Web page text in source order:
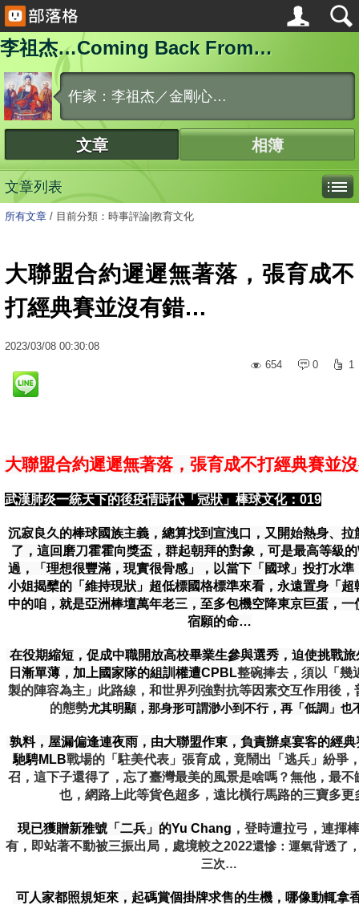
李祖杰…Coming Back From…
作家：李祖杰／金剛心…
文章 相簿
文章列表
所有文章 / 目前分類：時事評論|教育文化
大聯盟合約遲遲無著落，張育成不
打經典賽並沒有錯…
2023/03/08 00:30:08
654
0 1
大聯盟合約遲遲無著落，張育成不打經典賽並
武漢肺炎一統天下的後疫情時代「冠狀」棒球文化： 019
沉寂良久的棒球國族主義，總算找到宣洩口，又開始熱身、拉
了，這回磨刀霍霍向獎盃，群起朝拜的對象，可是最高等級的
過，「理想很豐滿，現實很骨感」，以當下「國球」投打水準
小姐揭櫫的「維持現狀」超低標國格標準來看，永遠置身「超
中的咱，就是亞洲棒壇萬年老三，至多包機空降東京巨蛋，一
宿願的命…
在役期縮短，促成中職開放高校畢業生參與選秀，迫使挑戰
日漸單薄，加上國家隊的組訓權遭CPBL整碗捧去，須以「幾
製的陣容為主」此路線，和世界列強對抗等因素交互作用後，
的態勢尤其明顯，那身形可謂渺小到不行，再「低調」
孰料，屋漏偏逢連夜雨，由大聯盟作東，負責辦桌宴客的經
馳騁MLB戰場的「駐美代表」張育成，竟鬧出「逃兵」紛爭
召，這下子還得了，忘了臺灣最美的風景是啥嗎？無他，最不
也，網路上此等貨色超多，遠比橫行馬路的三寶多更
現已獲贈新雅號「二兵」的Yu Chang ，登時遭拉弓，連揮
有，即站著不動被三振出局，處境較之2022還慘：運氣背透了
三次…
可人家都照規矩來，起碼賞個掛牌求售的生機，哪像動輒拿